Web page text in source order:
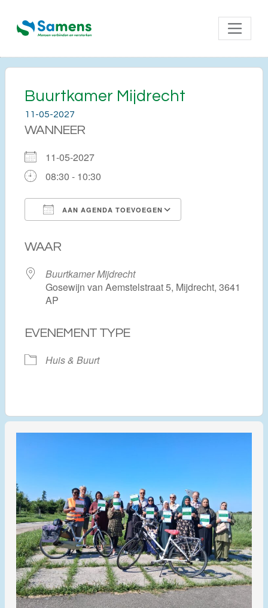
Buurtkamer Mijdrecht
11-05-2027
WANNEER
11-05-2027
08:30 - 10:30
AAN AGENDA TOEVOEGEN
WAAR
Buurtkamer Mijdrecht
Gosewijn van Aemstelstraat 5, Mijdrecht, 3641
AP
EVENEMENT TYPE
Huis & Buurt